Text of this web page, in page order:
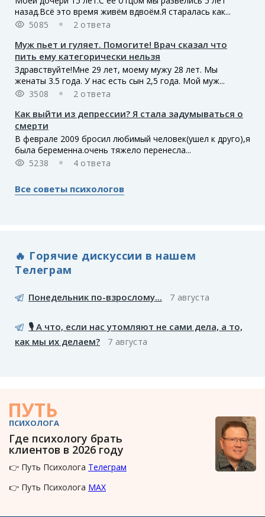
назад.Всё это время живём вдвоём.Я старалась как...
5085
2 ответа
Муж пьет и гуляет. Помогите! Врач сказал что
пить ему категорически нельзя
Здравствуйте!Мне 29 лет, моему мужу 28 лет. Мы
женаты 3.5 года. У нас есть сын 2,5 года. Мой муж...
3508
2 ответа
Как выйти из депрессии? Я стала задумываться о
смерти
В феврале 2009 бросил любимый человек(ушел к друго),я
была беременна.очень тяжело перенесла...
5238
4 ответа
Все советы психологов
🔥 Горячие дискуссии в нашем
Телеграм
Понедельник по-взрослому... 7 августа
🎙️ А что, если нас утомляют не сами дела, а то,
как мы их делаем?
7 августа
ПУТЬ
ПСИХОЛОГА
Где психологу брать
клиентов в 2026 году
👉 Путь Психолога Телеграм
👉 Путь Психолога MAX